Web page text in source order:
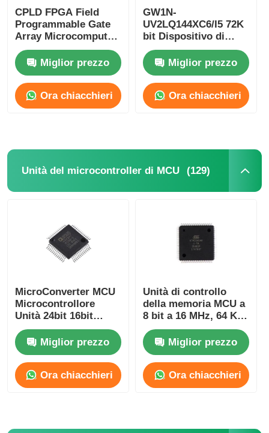
CPLD FPGA Field
Programmable Gate
Array Microcomputer
a singolo chip GW2A-
LV18EQ144C8/I7
Miglior prezzo
Ora chiacchieri
GW1N-
UV2LQ144XC6/I5 72K
bit Dispositivo di
logica programmabile
CPLD Controller di
logica programmabile
Miglior prezzo
Ora chiacchieri
Unità del microcontroller di MCU (129)
MicroConverter MCU
Microcontrollore
Unità 24bit 16bit
Embedded 62KB
ADuC847BSZ62-5
Miglior prezzo
Ora chiacchieri
Unità di controllo
della memoria MCU a
8 bit a 16 MHz, 64 KB
di memoria Flash,
chip Atmel
ATMEGA64A-AU
Miglior prezzo
Ora chiacchieri